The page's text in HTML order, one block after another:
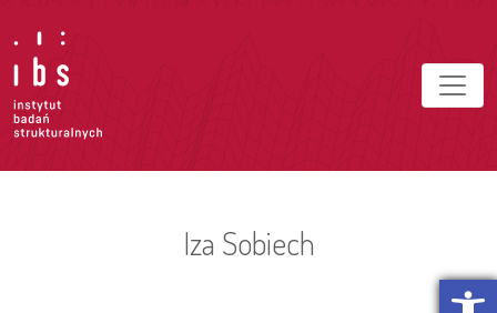
Otwórz
Iza Sobiech